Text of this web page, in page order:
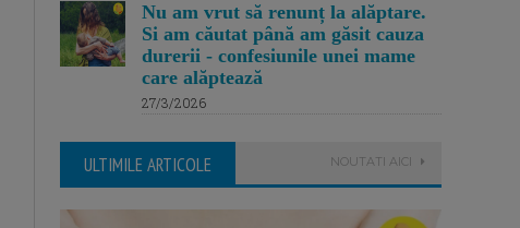
Nu am vrut să renunț la alăptare.
Si am căutat până am găsit cauza
durerii - confesiunile unei mame
care alăptează
27/3/2026
ULTIMILE ARTICOLE NOUTATI AICI